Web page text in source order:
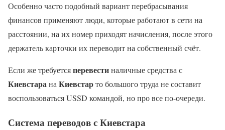
Особенно часто подобный вариант перебрасывания
финансов применяют люди, которые работают в сети на
расстоянии, на их номер приходят начисления, после этого
держатель карточки их переводит на собственный счёт.
Если же требуетсяперевестиналичные средства с
КиевстаранаКиевстарто большого труда не составит
воспользоваться USSD командой, но про все по-очереди.
Система переводов сКиевстара